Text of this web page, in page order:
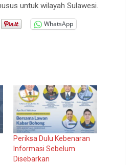
untuk wilayah Sulawesi.
WhatsApp
Periksa Dulu Kebenaran
Informasi Sebelum
Disebarkan